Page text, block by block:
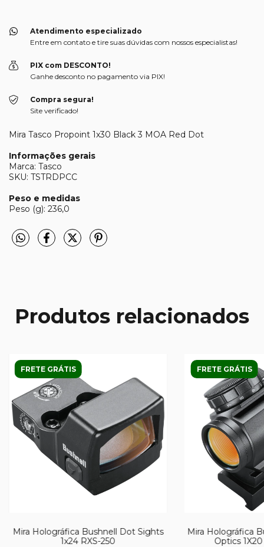
Atendimento especializado
Entre em contato e tire suas dúvidas com nossos especialistas!
PIX com DESCONTO!
Ganhe desconto no pagamento via PIX!
Compra segura!
Site verificado!
Mira Tasco Propoint 1x30 Black 3 MOA Red Dot
Informações gerais
Marca: Tasco
SKU: TSTRDPCC
Peso e medidas
Peso (g): 236,0
Produtos relacionados
FRETE GRÁTIS
Mira Holográfica Bushnell Dot Sights
1x24 RXS-250
FRETE GRÁTIS
Mira Holográfica
Optics